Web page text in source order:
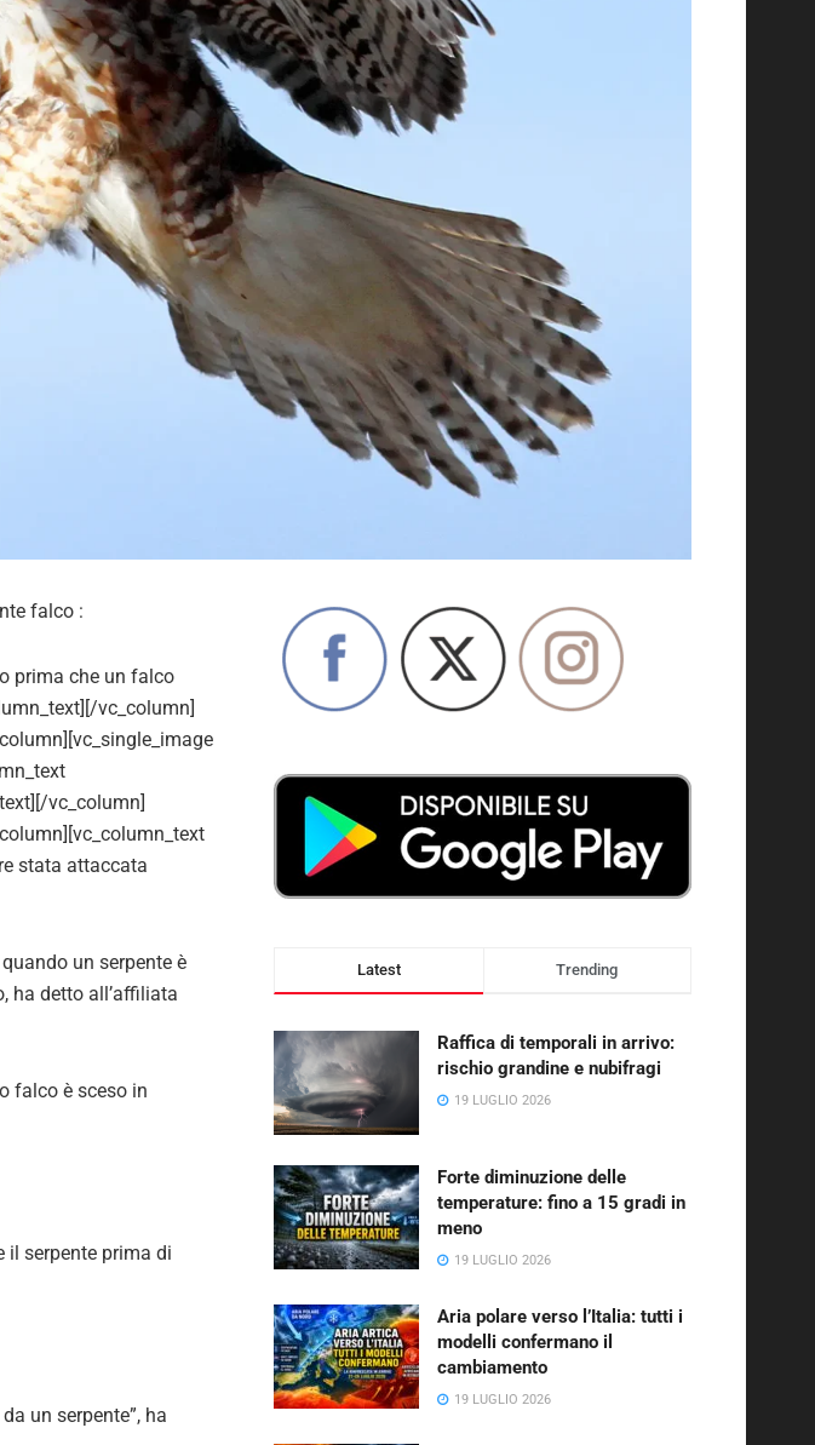
falco :
prima che un falco
vc_column]
vc_column]
stata attaccata
un serpente è
ha detto all’affiliata
falco è sceso in
il serpente prima di
un serpente”, ha
Latest Trending
Raffica di temporali in arrivo:
rischio grandine e nubifragi
19 LUGLIO 2026
Forte diminuzione delle
temperature: fino a 15 gradi in
meno
19 LUGLIO 2026
Aria polare verso l’Italia: tutti i
modelli confermano il
cambiamento
19 LUGLIO 2026